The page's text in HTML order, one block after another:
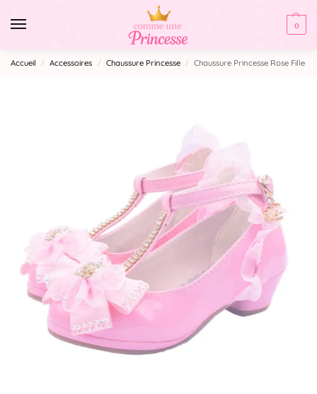
0
Accueil / Accessoires / Chaussure Princesse / Chaussure Princesse Rose Fille